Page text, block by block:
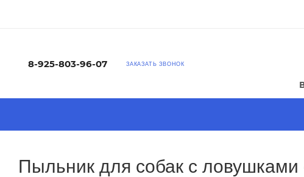
8-925-803-96-07 ЗАКАЗАТЬ ЗВОНОК
Пыльник для собак с